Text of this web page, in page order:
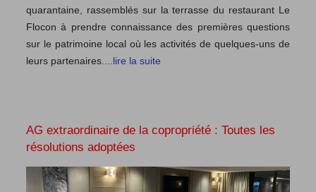
quarantaine, rassemblés sur la terrasse du restaurant Le
Flocon à prendre connaissance des premières questions
sur le patrimoine local où les activités de quelques-uns de
leurs partenaires.
...lire la suite
AG extraordinaire de la copropriété : Toutes les
résolutions adoptées